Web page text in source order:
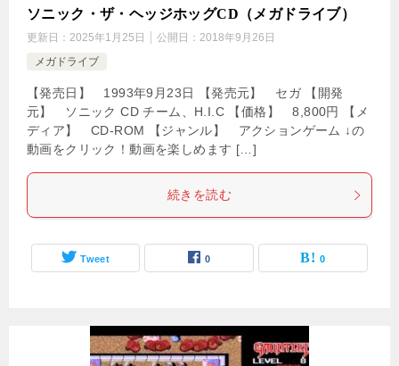
ソニック・ザ・ヘッジホッグCD（メガドライブ）
更新日： 2025年1月25日 公開日： 2018年9月26日
メガドライブ
【発売日】 1993年9月23日 【発売元】 セガ 【開発
元】 ソニック CD チーム、H.I.C 【価格】 8,800円 【メ
ディア】 CD-ROM 【ジャンル】 アクションゲーム ↓の
動画をクリック！動画を楽しめます […]
続きを読む
Tweet 0 0